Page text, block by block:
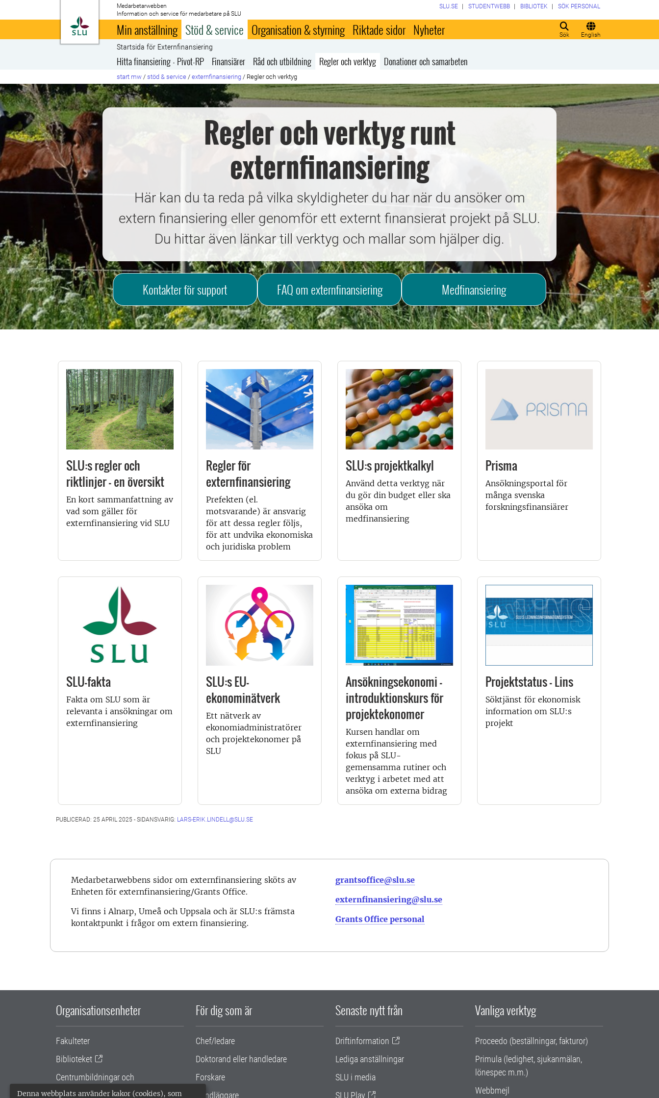
Denna webbplats använder kakor (cookies), som
Till startsida
Medarbetarwebben
Information och service för medarbetare på SLU
Sök English
SLU.SE STUDENTWEBB BIBLIOTEK SÖK PERSONAL
Min anställning Stöd & service Organisation & styrning Riktade sidor Nyheter
Startsida för Externfinansiering
Hitta finansiering - Pivot-RP Finansiärer Råd och utbildning Regler och verktyg Donationer och samarbeten
start mw / stöd & service / externfinansiering / Regler och verktyg
Regler och verktyg runt
externfinansiering
Här kan du ta reda på vilka skyldigheter du har när du ansöker om
extern finansiering eller genomför ett externt finansierat projekt på SLU.
Du hittar även länkar till verktyg och mallar som hjälper dig.
Kontakter för support FAQ om externfinansiering Medfinansiering
SLU:s regler och
riktlinjer - en översikt
En kort sammanfattning av
vad som gäller för
externfinansiering vid SLU
Regler för
externfinansiering
Prefekten (el.
motsvarande) är ansvarig
för att dessa regler följs,
för att undvika ekonomiska
och juridiska problem
SLU:s projektkalkyl
Använd detta verktyg när
du gör din budget eller ska
ansöka om
medfinansiering
Prisma
Ansökningsportal för
många svenska
forskningsfinansiärer
SLU-fakta
Fakta om SLU som är
relevanta i ansökningar om
externfinansiering
SLU:s EU-
ekonominätverk
Ett nätverk av
ekonomiadministratörer
och projektekonomer på
SLU
Ansökningsekonomi -
introduktionskurs för
projektekonomer
Kursen handlar om
externfinansiering med
fokus på SLU-
gemensamma rutiner och
verktyg i arbetet med att
ansöka om externa bidrag
Projektstatus - Lins
Söktjänst för ekonomisk
information om SLU:s
projekt
PUBLICERAD: 25 APRIL 2025 - SIDANSVARIG: LARS-ERIK.LINDELL@SLU.SE
Medarbetarwebbens sidor om externfinansiering sköts av
Enheten för externfinansiering/Grants Office.
Vi finns i Alnarp, Umeå och Uppsala och är SLU:s främsta
kontaktpunkt i frågor om extern finansiering.
grantsoffice@slu.se
externfinansiering@slu.se
Grants Office personal
Organisationsenheter
Fakulteter
Biblioteket
Centrumbildningar och
samarbetsprojekt
För dig som är
Chef/ledare
Doktorand eller handledare
Forskare
Handläggare
Senaste nytt från
Driftinformation
Lediga anställningar
SLU i media
SLU Play
Vanliga verktyg
Proceedo (beställningar, fakturor)
Primula (ledighet, sjukanmälan,
lönespec m.m.)
Webbmejl